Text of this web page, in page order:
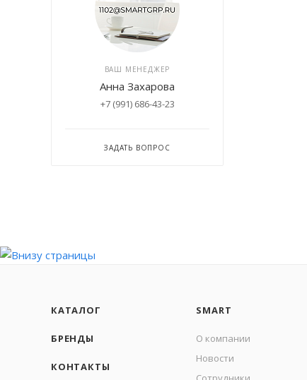
ВАШ МЕНЕДЖЕР
Анна Захарова
+7 (991) 686-43-23
ЗАДАТЬ ВОПРОС
КАТАЛОГ
БРЕНДЫ
КОНТАКТЫ
SMART
О компании
Новости